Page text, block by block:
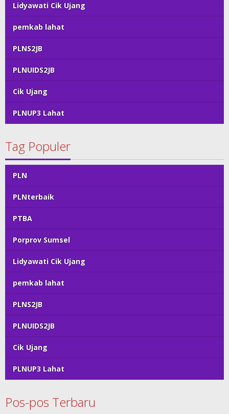
Lidyawati Cik Ujang
pemkab lahat
PLNS2JB
PLNUIDS2JB
Cik Ujang
PLNUP3 Lahat
Tag Populer
PLN
PLNterbaik
PTBA
Porprov Sumsel
Lidyawati Cik Ujang
pemkab lahat
PLNS2JB
PLNUIDS2JB
Cik Ujang
PLNUP3 Lahat
Pos-pos Terbaru